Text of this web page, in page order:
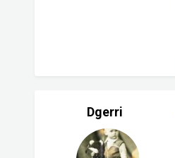
Dgerri